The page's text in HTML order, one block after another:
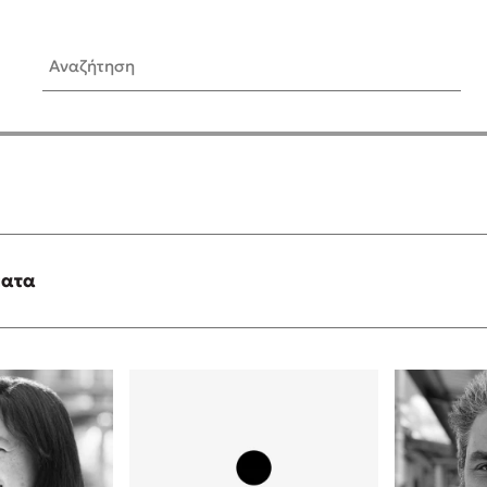
Αναζήτηση
είναι «το πρόβλημα»
Τι είναι η
Δανάη Δεληγεώργη απαντά!
Συγχαρητήρια, Πέθανες!